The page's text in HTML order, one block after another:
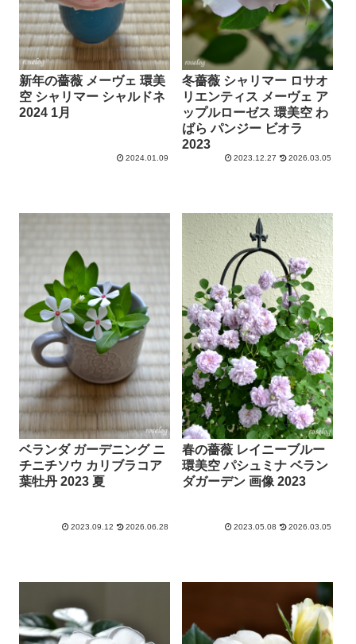
新年の薔薇 メーヴェ 環美
空 シャリマー シャルドネ
2024 1月
2024.01.09
冬薔薇 シャリマー ロサオ
リエンティス メーヴェ ア
ップルローゼス 環美空 わ
ばら パンジー ビオラ
2023
2023.12.27 2026.03.05
ベランダ ガーデニング ニ
チニチソウ カリブラコア
葉牡丹 2023 夏
2023.09.12 2026.06.28
春の薔薇 レイニーブルー
環美空 パシュミナ ベラン
ダガーデン 画像 2023
2023.05.08 2026.03.05